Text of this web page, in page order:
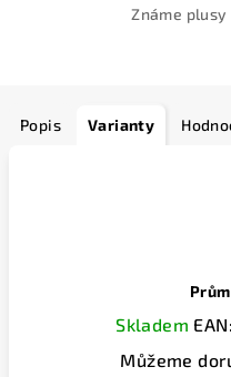
Známe
Popis Varianty
Skladem EAN:
Můžeme